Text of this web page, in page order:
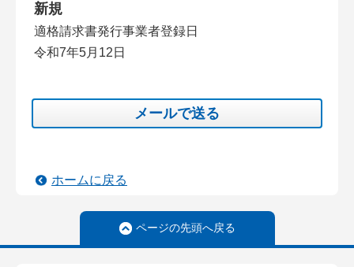
新規
適格請求書発行事業者登録日
令和7年5月12日
メールで送る
ホームに戻る
ページの先頭へ戻る